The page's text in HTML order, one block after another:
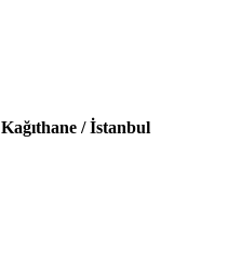
Kağıthane / İstanbul